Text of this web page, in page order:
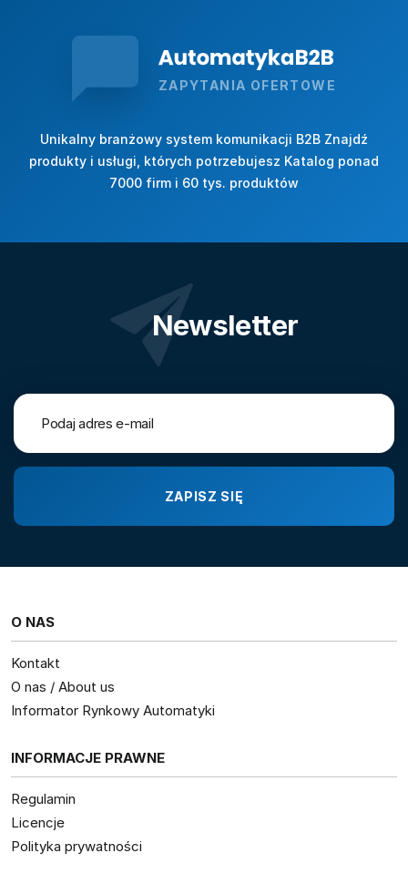
ZAPYTANIA OFERTOWE
Unikalny branżowy system komunikacji B2B Znajdź
produkty i usługi, których potrzebujesz Katalog ponad
7000 firm i 60 tys. produktów
Newsletter
O NAS
Kontakt
O nas / About us
Informator Rynkowy Automatyki
INFORMACJE PRAWNE
Regulamin
Licencje
Polityka prywatności